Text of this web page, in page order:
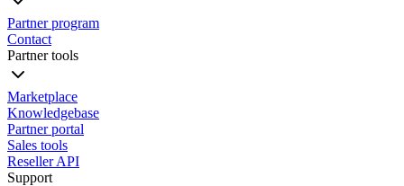
Partner program
Contact
Partner tools
Marketplace
Knowledgebase
Partner portal
Sales tools
Reseller API
Support